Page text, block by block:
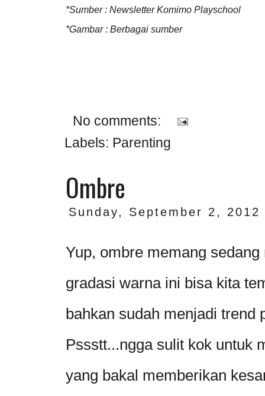
*Sumber : Newsletter Komimo Playschool
*Gambar : Berbagai sumber
No comments:
Labels: Parenting
Ombre
Sunday, September 2, 2012
Yup, ombre memang
gradasi warna ini bisa kita
bahkan sudah menjadi trend
Pssstt...ngga sulit kok untuk
yang bakal memberikan